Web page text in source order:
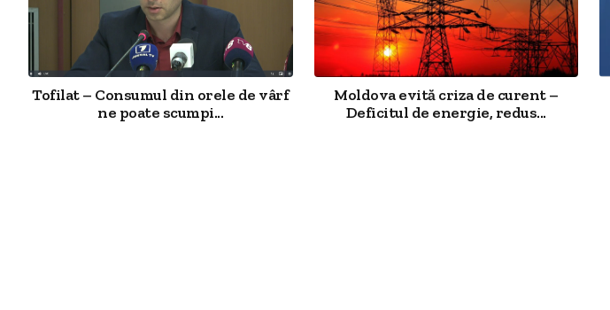
Tofilat – Consumul din orele de vârf
ne poate scumpi...
Moldova evită criza de curent –
Deficitul de energie, redus...